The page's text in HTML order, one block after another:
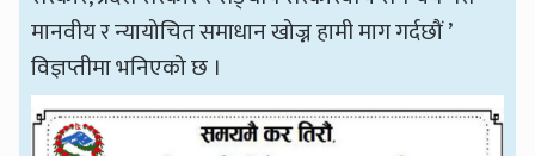
मानवीय र न्यायोचित समाधान खोज्न हामी माग गर्दछौं ’
विज्ञप्तीमा भनिएको छ ।